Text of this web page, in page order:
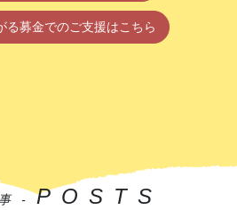
る募金でのご支援はこちら
- POSTS